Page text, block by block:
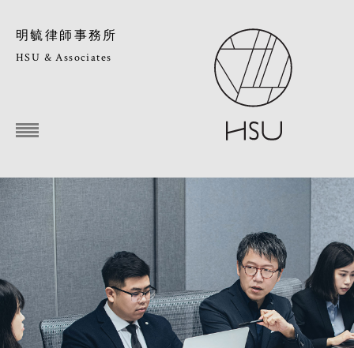
明毓律師事務所
HSU & Associates